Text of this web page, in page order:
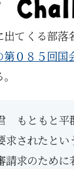
てくる部落
第０８５回
もともと平
求されたと
請求のため